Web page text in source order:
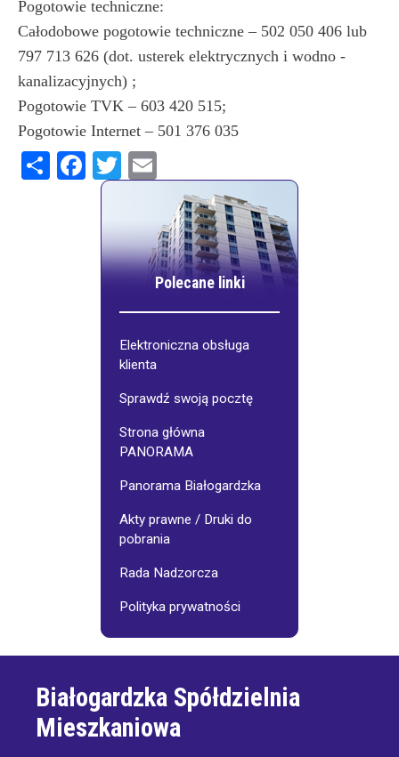
Pogotowie techniczne:
Całodobowe pogotowie techniczne – 502 050 406 lub
797 713 626 (dot. usterek elektrycznych i wodno -
kanalizacyjnych) ;
Pogotowie TVK – 603 420 515;
Pogotowie Internet – 501 376 035
ShareFacebook
Twitter
Polecane linki
Elektroniczna obsługa
klienta
Sprawdź swoją pocztę
Strona główna
PANORAMA
Panorama Białogardzka
Akty prawne / Druki do
pobrania
Rada Nadzorcza
Polityka prywatności
Białogardzka Spółdzielnia
Mieszkaniowa